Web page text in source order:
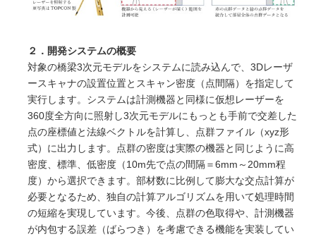
２．開発システムの概要
対象の橋梁3次元モデルをシステムに読み込んで、3Dレーザ
ースキャナの設置位置とスキャン密度（点間隔）を指定して
実行します。システムは計測機器と同様に仮想レーザーを
360度全方向に照射し3次元モデルにもっとも手前で交差した
点の座標値と法線ベクトルを計算し、点群ファイル（xyz形
式）に出力します。点群の密度は実際の機器と同じように高
密度、標準、低密度（10m先で点の間隔＝6mm～20mm程
度）から選択できます。部材数に比例して膨大な交点計算が
必要となるため、独自の計算アルゴリズムを用いて処理時間
の短縮を実現しています。今後、点群の色取得や、計測機器
が内包する誤差（ばらつき）を考慮できる機能を実装してい